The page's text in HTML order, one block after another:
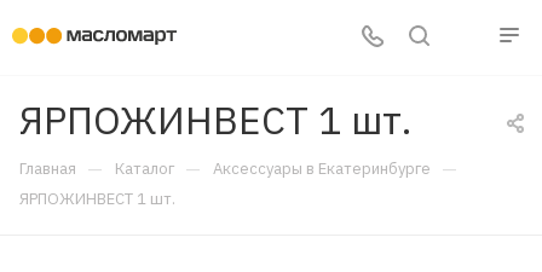
ЯРПОЖИНВЕСТ 1 шт.
Главная — Каталог — Аксессуары в Екатеринбурге —
ЯРПОЖИНВЕСТ 1 шт.